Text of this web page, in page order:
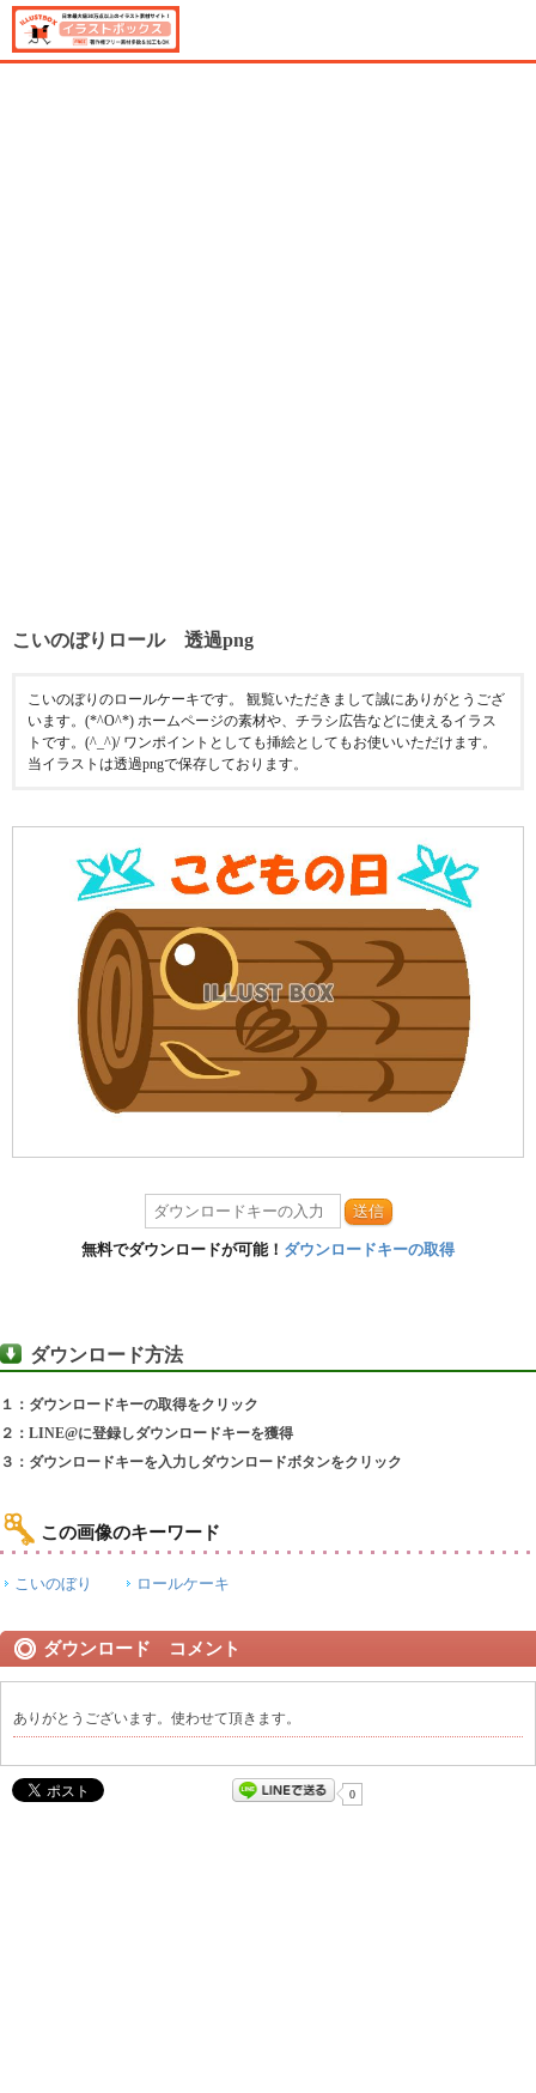
こいのぼりロール 透過png
こいのぼりのロールケーキです。 観覧いただきまして誠にありがとうござ
います。(*^O^*) ホームページの素材や、チラシ広告などに使えるイラス
トです。(^_^)/ ワンポイントとしても挿絵としてもお使いいただけます。
当イラストは透過pngで保存しております。
送信
無料でダウンロードが可能！ ダウンロードキーの取得
ダウンロード方法
１：ダウンロードキーの取得をクリック
２：LINE@に登録しダウンロードキーを獲得
３：ダウンロードキーを入力しダウンロードボタンをクリック
この画像のキーワード
こいのぼり ロールケーキ
ダウンロード コメント
ありがとうございます。使わせて頂きます。
0